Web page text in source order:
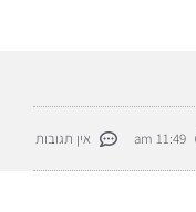
11:49 am אין תגובות